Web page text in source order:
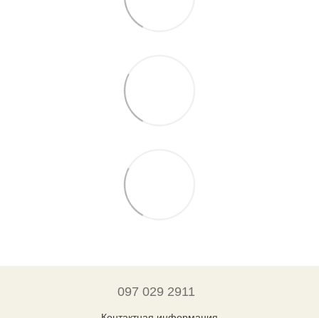
097 029 2911